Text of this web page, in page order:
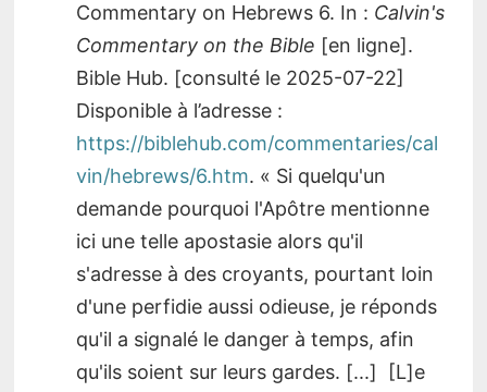
Commentary on Hebrews 6. In : Calvin's
Commentary on the Bible [en ligne].
Bible Hub. [consulté le 2025-07-22]
Disponible à l’adresse :
https://biblehub.com/commentaries/cal
vin/hebrews/6.htm. « Si quelqu'un
demande pourquoi l'Apôtre mentionne
ici une telle apostasie alors qu'il
s'adresse à des croyants, pourtant loin
d'une perfidie aussi odieuse, je réponds
qu'il a signalé le danger à temps, afin
qu'ils soient sur leurs gardes. [...] [L]e